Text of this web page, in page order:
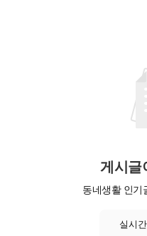
게시글
동네생활 인기
실시